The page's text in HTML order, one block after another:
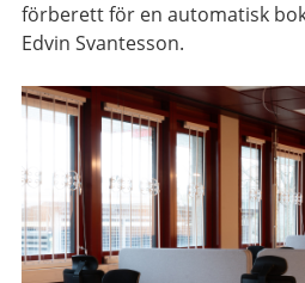
förberett för en automatisk
Edvin Svantesson.